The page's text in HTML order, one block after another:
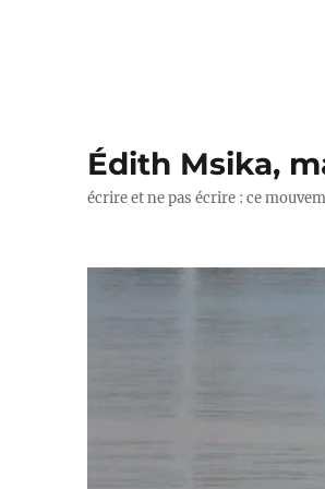
Édith Msika,
écrire et ne pas écrire : ce